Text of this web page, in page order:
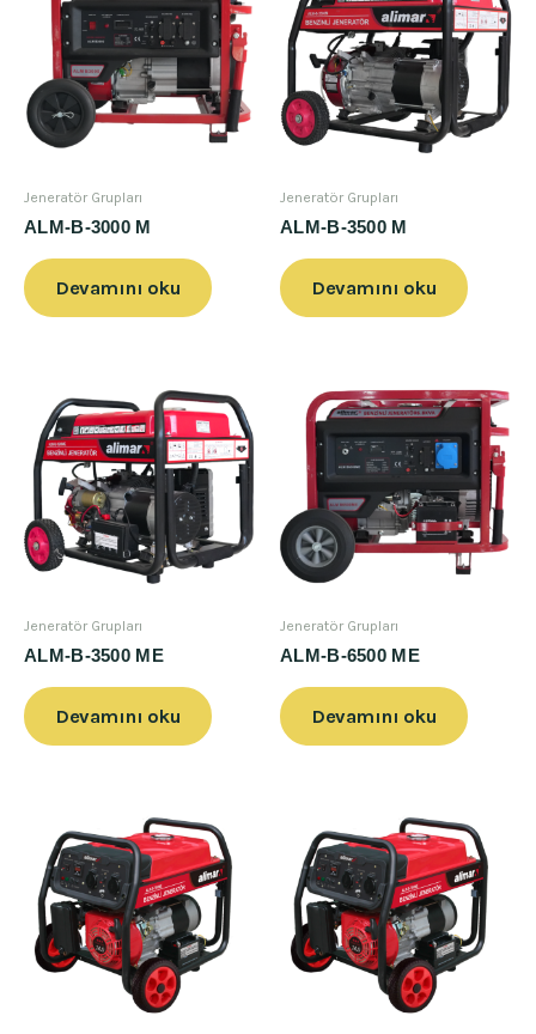
Jeneratör Grupları
ALM-B-3000 M
Devamını oku
Jeneratör Grupları
ALM-B-3500 M
Devamını oku
Jeneratör Grupları
ALM-B-3500 ME
Devamını oku
Jeneratör Grupları
ALM-B-6500 ME
Devamını oku